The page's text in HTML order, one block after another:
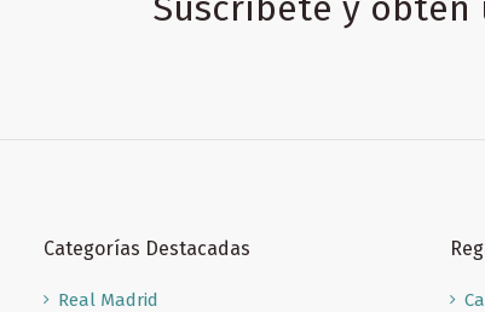
Categorías Destacadas
Real Madrid